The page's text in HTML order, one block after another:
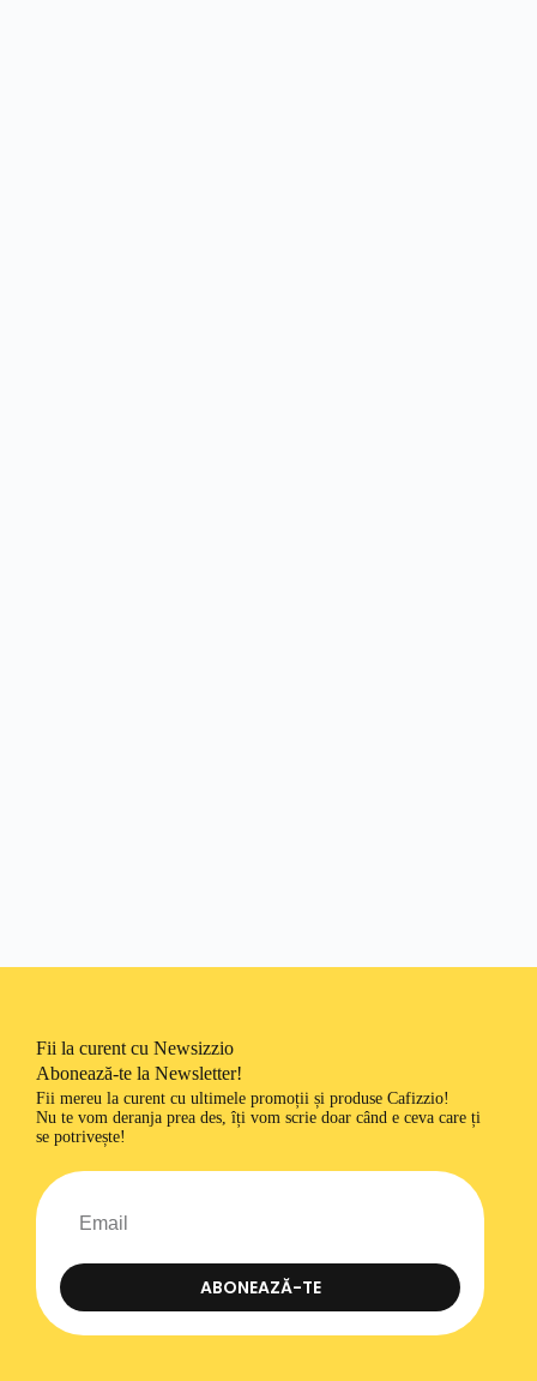
Fii la curent cu Newsizzio
Abonează-te la Newsletter!
Fii mereu la curent cu ultimele promoții și produse Cafizzio!
Nu te vom deranja prea des, îți vom scrie doar când e ceva care ți
se potrivește!
ABONEAZĂ-TE